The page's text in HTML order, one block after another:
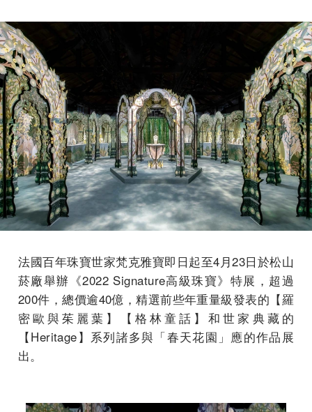
法國百年珠寶世家梵克雅寶即日起至4月23日於松山
菸廠舉辦《2022 Signature高級珠寶》特展，超過
200件，總價逾40億，精選前些年重量級發表的【羅
密歐與茱麗葉】【格林童話】和世家典藏的
【Heritage】系列諸多與「春天花園」應的作品展
出。